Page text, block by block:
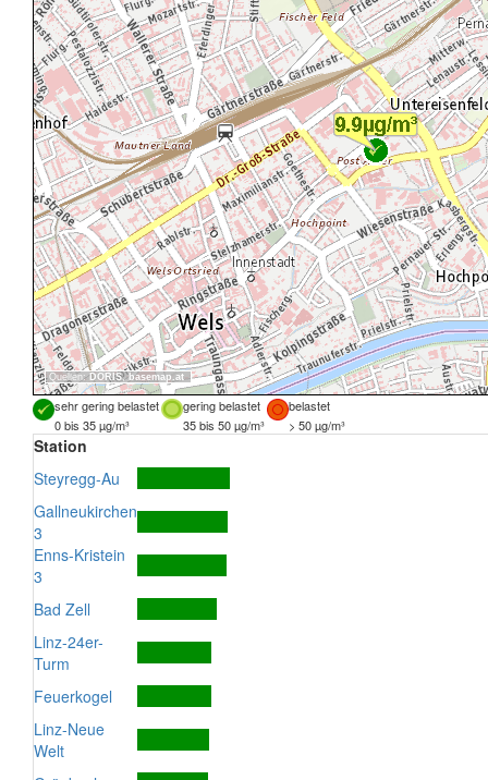
Quellen: DORIS, basemap.at
sehr gering belastet gering belastet
belastet
0 bis 35 µg/m³
35 bis 50 µg/m³ > 50 µg/m³
Station
Steyregg-Au
Gallneukirchen
3
Enns-Kristein
3
Bad Zell
Linz-24er-
Turm
Feuerkogel
Linz-Neue
Welt